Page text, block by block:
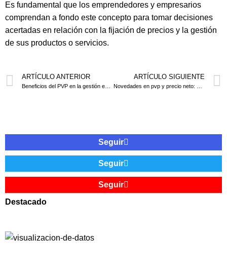
Es fundamental que los emprendedores y empresarios
comprendan a fondo este concepto para tomar decisiones
acertadas en relación con la fijación de precios y la gestión
de sus productos o servicios.
ARTÍCULO ANTERIOR ARTÍCULO SIGUIENTE
Seguir
Seguir
Seguir
Destacado